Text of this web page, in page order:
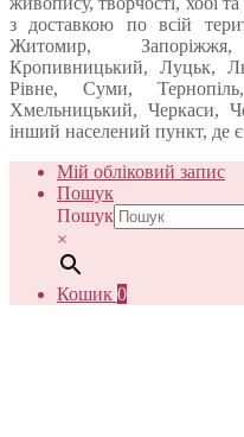
з доставкою по всій
Житомир,
Кропивницький, Луцьк,
Рівне, Суми,
Хмельницький, Черкаси,
інший населений пункт, де
Мій обліковий запис
Пошук
Пошук
×
Кошик 0